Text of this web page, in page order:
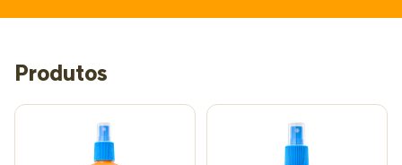
Produtos